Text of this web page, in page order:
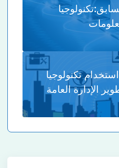
تكنولوجيا
استخدام تكنولوجيا
الإدارة العامة